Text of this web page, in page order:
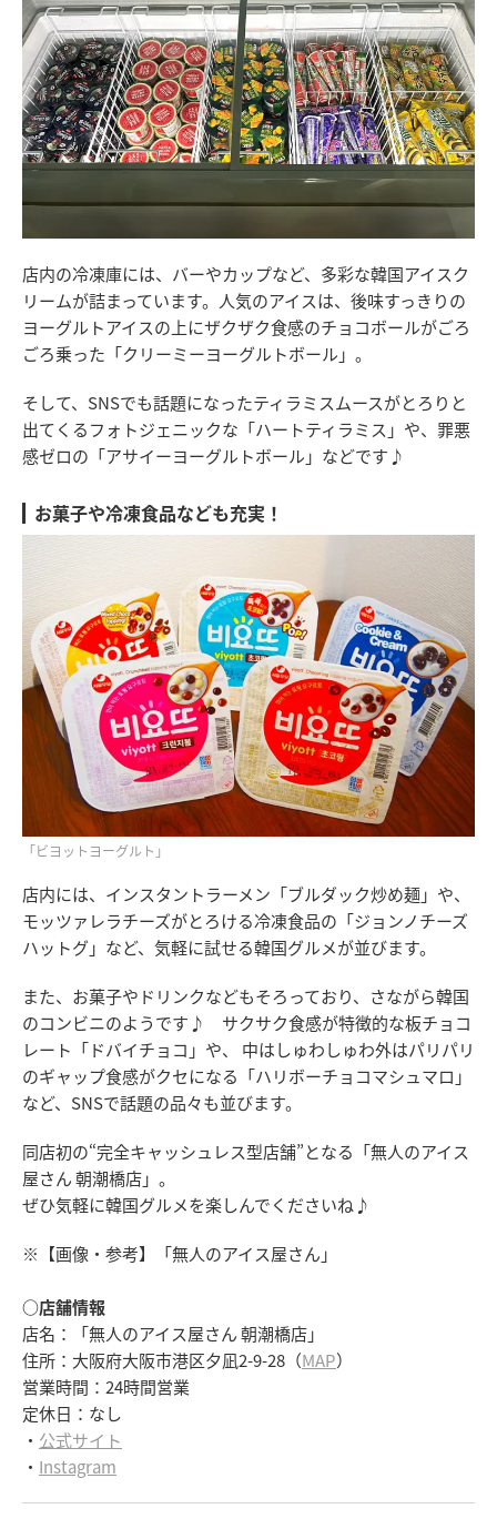
店内の冷凍庫には、バーやカップなど、多彩な韓国アイスク
リームが詰まっています。人気のアイスは、後味すっきりの
ヨーグルトアイスの上にザクザク食感のチョコボールがごろ
ごろ乗った「クリーミーヨーグルトボール」。
そして、SNSでも話題になったティラミスムースがとろりと
出てくるフォトジェニックな「ハートティラミス」や、罪悪
感ゼロの「アサイーヨーグルトボール」などです♪
お菓子や冷凍食品なども充実！
「ビヨットヨーグルト」
店内には、インスタントラーメン「ブルダック炒め麺」や、
モッツァレラチーズがとろける冷凍食品の「ジョンノチーズ
ハットグ」など、気軽に試せる韓国グルメが並びます。
また、お菓子やドリンクなどもそろっており、さながら韓国
のコンビニのようです♪ サクサク食感が特徴的な板チョコ
レート「ドバイチョコ」や、 中はしゅわしゅわ外はパリパリ
のギャップ食感がクセになる「ハリボーチョコマシュマロ」
など、SNSで話題の品々も並びます。
同店初の“完全キャッシュレス型店舗”となる「無人のアイス
屋さん 朝潮橋店」。
ぜひ気軽に韓国グルメを楽しんでくださいね♪
※【画像・参考】「無人のアイス屋さん」
○店舗情報
店名：「無人のアイス屋さん 朝潮橋店」
住所：大阪府大阪市港区夕凪2-9-28（MAP）
営業時間：24時間営業
定休日：なし
・ 公式サイト
・ Instagram